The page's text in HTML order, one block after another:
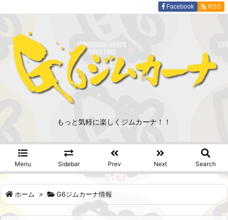
もっと気軽に楽しくジムカーナ！！
Menu Sidebar Prev Next Search
Facebook RSS
ホーム > G6ジムカーナ情報